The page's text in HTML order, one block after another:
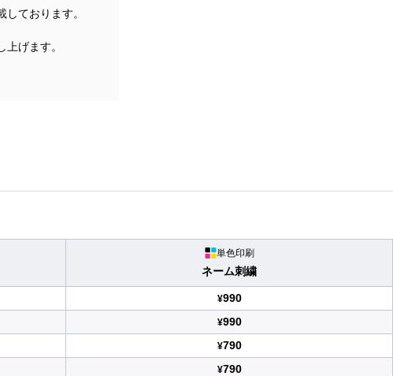
ております。
げます。
単色印刷
ネーム刺繍
¥990
¥990
¥790
¥790